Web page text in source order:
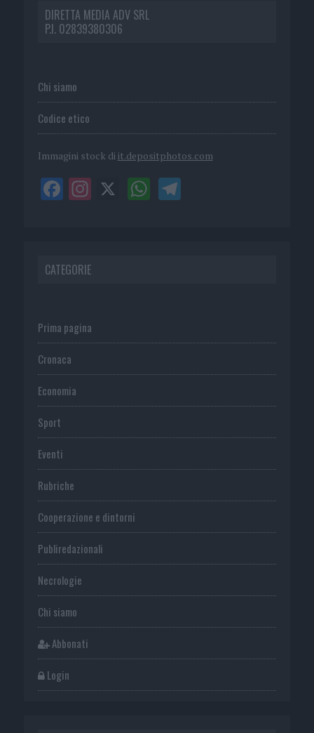
DIRETTA MEDIA ADV SRL
P.I. 02839380306
Chi siamo
Codice etico
Immagini stock di it.depositphotos.com
CATEGORIE
Prima pagina
Cronaca
Economia
Sport
Eventi
Rubriche
Cooperazione e dintorni
Publiredazionali
Necrologie
Chi siamo
Abbonati
Login